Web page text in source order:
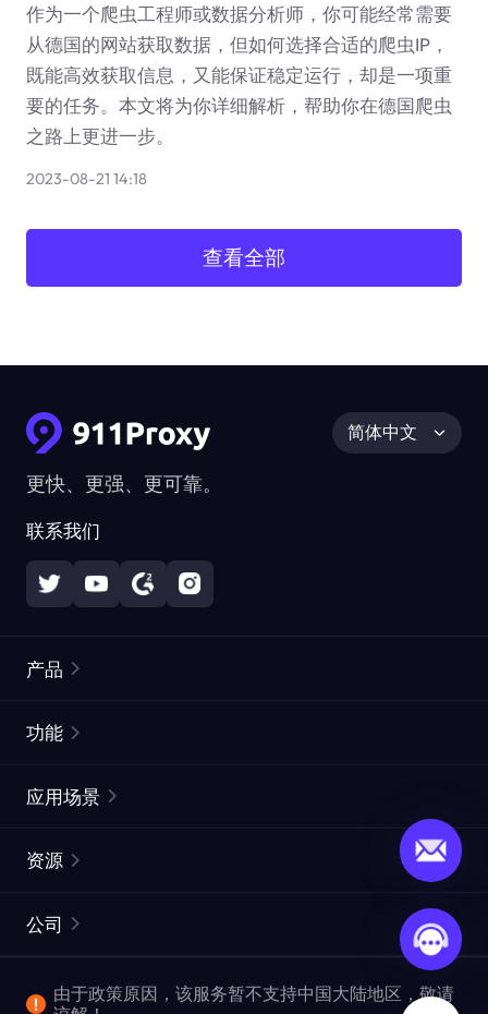
作为一个爬虫工程师或数据分析师，你可能经常需要
从德国的网站获取数据，但如何选择合适的爬虫IP，
既能高效获取信息，又能保证稳定运行，却是一项重
要的任务。本文将为你详细解析，帮助你在德国爬虫
之路上更进一步。
2023-08-21 14:18
查看全部
更快、更强、更可靠。
联系我们
简体中文
产品
静态住宅代理
网页抓取 API
视频下载 API
功能
ISP代理
ProxySite
应用场景
市场研究
爬行和索引
资源
常见问题解答
公司
企业服务
由于政策原因，该服务暂不支持中国大陆地区，敬请